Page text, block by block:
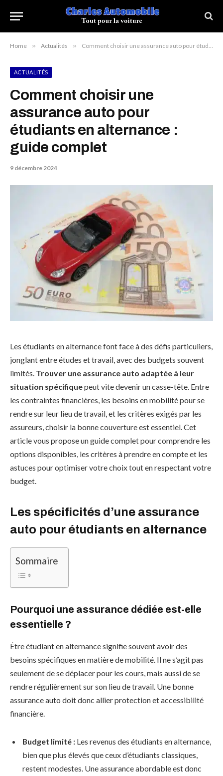
Home » Actualités » Comment choisir une assurance auto pour étudiants en alternance : guide complet
ACTUALITÉS
Comment choisir une
assurance auto pour
étudiants en alternance :
guide complet
9 décembre 2024
Les étudiants en alternance font face à des défis particuliers,
jonglant entre études et travail, avec des budgets souvent
limités. Trouver une assurance auto adaptée à leur
situation spécifiquepeut vite devenir un casse-tête. Entre
les contraintes financières, les besoins en mobilité pour se
rendre sur leur lieu de travail, et les critères exigés par les
assureurs, choisir la bonne couverture est essentiel. Cet
article vous propose un guide complet pour comprendre les
options disponibles, les critères à prendre en compte et les
astuces pour optimiser votre choix tout en respectant votre
budget.
Les spécificités d’une assurance
auto pour étudiants en alternance
Sommaire
Pourquoi une assurance dédiée est-elle
essentielle ?
Être étudiant en alternance signifie souvent avoir des
besoins spécifiques en matière de mobilité. Il ne s’agit pas
seulement de se déplacer pour les cours, mais aussi de se
rendre régulièrement sur son lieu de travail. Une bonne
assurance auto doit donc allier protection et accessibilité
financière.
Budget limité : Les revenus des étudiants en alternance,
bien que plus élevés que ceux d’étudiants classiques,
restent modestes. Une assurance abordable est donc